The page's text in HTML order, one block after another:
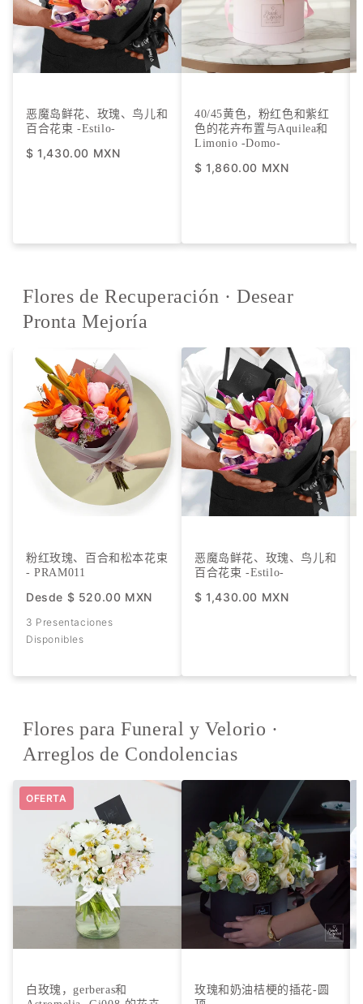
恶魔岛鲜花、玫瑰、鸟儿和
百合花束 -Estilo-
$ 1,430.00 MXN
40/45黄色，粉红色和紫红
色的花卉布置与Aquilea和
Limonio -Domo-
$ 1,860.00 MXN
Flores de Recuperación · Desear
Pronta Mejoría
粉红玫瑰、百合和松本花束
- PRAM011
Desde $ 520.00 MXN
3 Presentaciones
Disponibles
恶魔岛鲜花、玫瑰、鸟儿和
百合花束 -Estilo-
$ 1,430.00 MXN
Flores para Funeral y Velorio ·
Arreglos de Condolencias
OFERTA
白玫瑰，gerberas和
玫瑰和奶油桔梗的插花-圆